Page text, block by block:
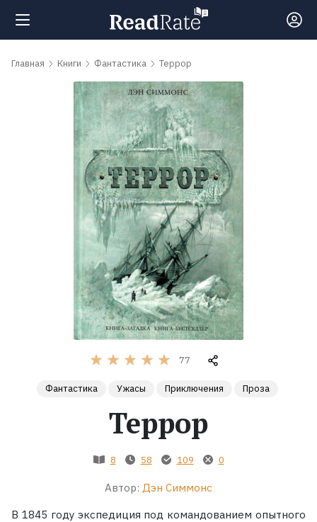
Поиск
Рейтинги
обсуждаемые
Серии
Главная Книги Фантастика Террор
77
Фантастика Ужасы Приключения Проза
Террор
8 58 109 0
Автор: Дэн Симмонс
В 1845 году экспедиция под командованием опытного